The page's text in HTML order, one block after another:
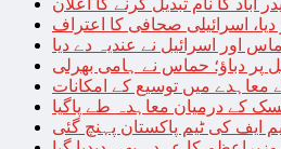
کا نام تبدیل کرنے کا اعلان
اسرائیلی صحافی کا اعتراف
اور اسرائیل نے عندیہ دے دیا
پر دباؤ؛ حماس نے ہامی بھرلی
میں توسیع کے امکانات
کے درمیان معاہدہ طے پاگیا
ایف کی ٹیم پاکستان پہنچ گئی